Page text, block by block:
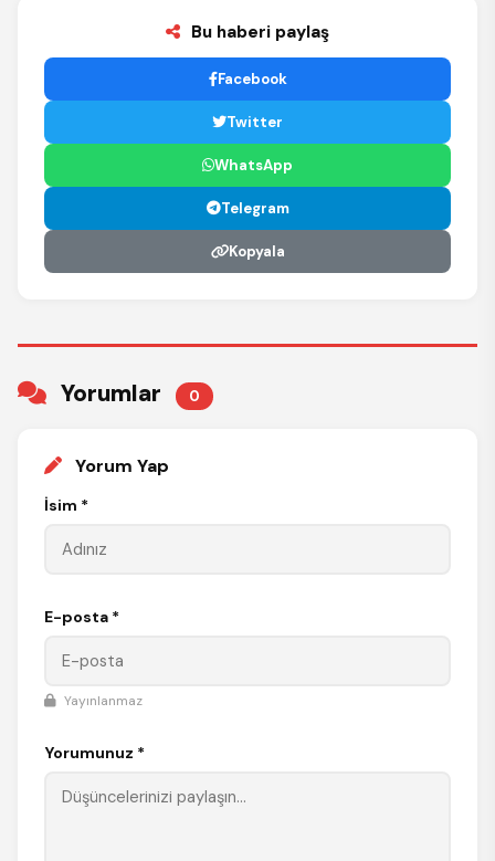
Bu haberi paylaş
Facebook
Twitter
WhatsApp
Telegram
Kopyala
Yorumlar 0
Yorum Yap
İsim *
E-posta *
Yayınlanmaz
Yorumunuz *